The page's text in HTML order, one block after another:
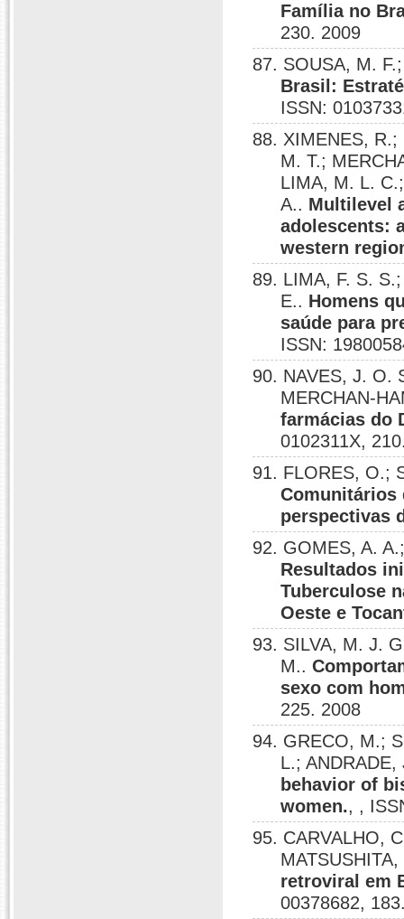
Família no
230. 2009
87. SOUSA, M.
Brasil:
ISSN:
88. XIMENES,
M. T.;
LIMA, M. L.
A.. Multilevel
adolescents:
western
89. LIMA, F. S.
E.. Homens
saúde para
ISSN:
90. NAVES, J. O.
MERCHAN-
farmácias do
0102311X,
91. FLORES, O.;
Comunitários
perspectivas
92. GOMES, A.
Resultados
Tuberculose
Oeste e
93. SILVA, M. J.
M..
sexo com
225. 2008
94. GRECO, M.;
L.;
behavior of
women., ,
95. CARVALHO,
retroviral em
00378682,